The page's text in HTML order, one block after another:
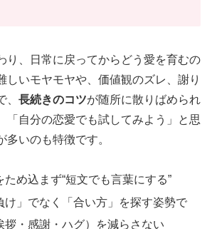
り、日常に戻ってからどう愛を育むの
いモヤモヤや、価値観のズレ、謝り
長続きのコツが随所に散りばめられ
「自分の恋愛でも試してみよう」と思
多いのも特徴です。
め込まず“短文でも言葉にする”
け」でなく「合い方」を探す姿勢で
拶・感謝・ハグ）を減らさない